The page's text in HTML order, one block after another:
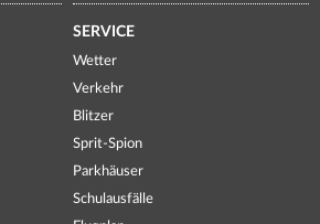
SERVICE
Wetter
Verkehr
Blitzer
Sprit-Spion
Parkhäuser
Schulausfälle